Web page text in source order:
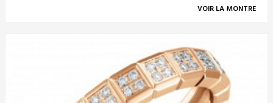
VOIR LA MONTRE